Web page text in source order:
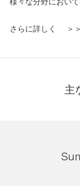
さらに詳しく ＞＞
主